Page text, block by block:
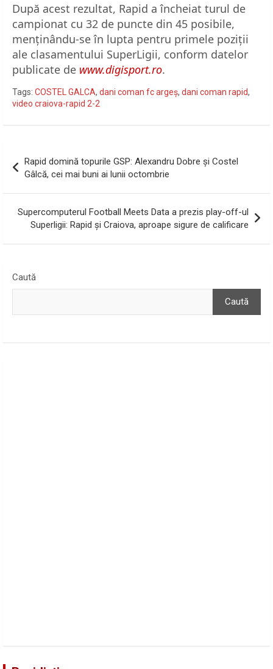
După acest rezultat, Rapid a încheiat turul de
campionat cu 32 de puncte din 45 posibile,
menținându-se în lupta pentru primele poziții
ale clasamentului SuperLigii, conform datelor
publicate de www.digisport.ro.
Tags: COSTEL GALCA, dani coman fc argeș, dani coman rapid,
video craiova-rapid 2-2
în
articole
Rapid domină topurile GSP: Alexandru Dobre și Costel
Gâlcă, cei mai buni ai lunii octombrie
Supercomputerul Football Meets Data a prezis play-off-ul
Superligii: Rapid și Craiova, aproape sigure de calificare
Caută
Caută